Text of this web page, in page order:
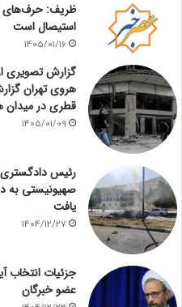
ظریف: حرف‌های
استیصال است
1405/01/16
گزارش تصویری
هروی تهران
قطری در میدان
1405/01/09
رئیس
یافت
1404/12/27
جزئیات انتخاب
عضو خبرگان